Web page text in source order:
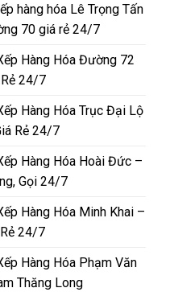
hàng hóa Lê Trọng Tấn
70 giá rẻ 24/7
Hàng Hóa Đường 72
24/7
Hàng Hóa Trục Đại Lộ
Rẻ 24/7
Hàng Hóa Hoài Đức –
Gọi 24/7
Hàng Hóa Minh Khai –
24/7
Hàng Hóa Phạm Văn
Thăng Long